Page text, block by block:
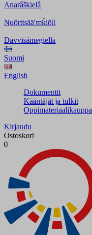
Anarâškielâ
Nuõrttsääʹmǩiõll
Davvisámegiella
Suomi
English
Dokumentit
Kääntäjät ja tulkit
Oppimateriaalikauppa
Kirjaudu
Ostoskori
0